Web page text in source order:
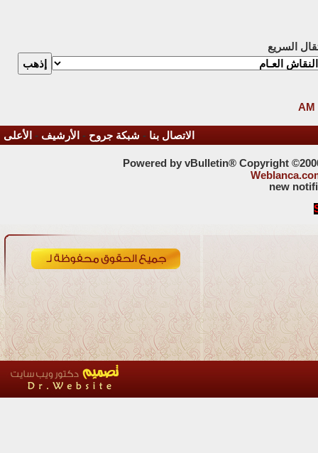
السريع
الاتصال بنا - شبكة جروح - الأرشيف - الأعلى
Powered by vBulletin® Copyright
new